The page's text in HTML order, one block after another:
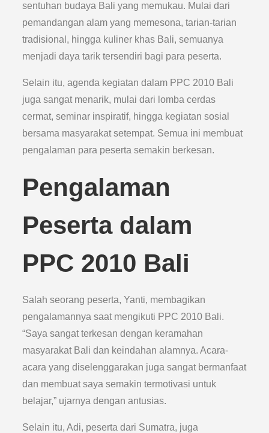
sentuhan budaya Bali yang memukau. Mulai dari
pemandangan alam yang memesona, tarian-tarian
tradisional, hingga kuliner khas Bali, semuanya
menjadi daya tarik tersendiri bagi para peserta.
Selain itu, agenda kegiatan dalam PPC 2010 Bali
juga sangat menarik, mulai dari lomba cerdas
cermat, seminar inspiratif, hingga kegiatan sosial
bersama masyarakat setempat. Semua ini membuat
pengalaman para peserta semakin berkesan.
Pengalaman
Peserta dalam
PPC 2010 Bali
Salah seorang peserta, Yanti, membagikan
pengalamannya saat mengikuti PPC 2010 Bali.
“Saya sangat terkesan dengan keramahan
masyarakat Bali dan keindahan alamnya. Acara-
acara yang diselenggarakan juga sangat bermanfaat
dan membuat saya semakin termotivasi untuk
belajar,” ujarnya dengan antusias.
Selain itu, Adi, peserta dari Sumatra, juga